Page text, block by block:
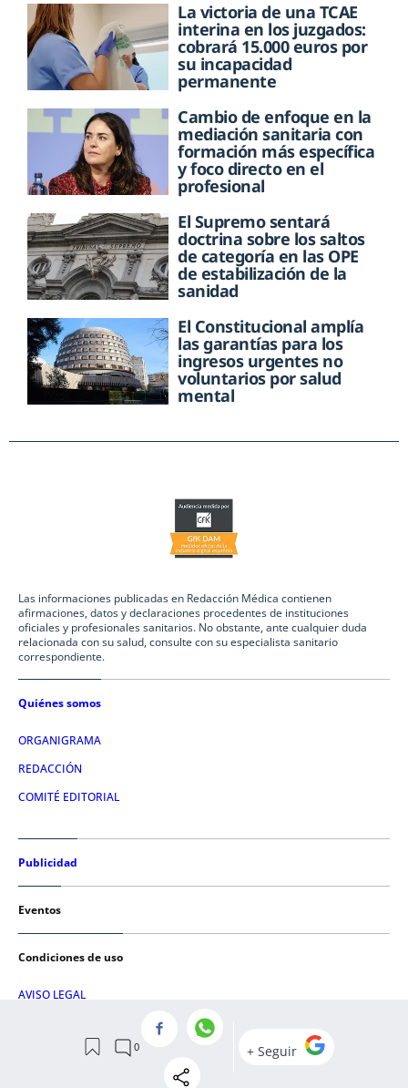
La victoria de una TCAE
interina en los juzgados:
cobrará 15.000 euros por
su incapacidad
permanente
Cambio de enfoque en la
mediación sanitaria con
formación más específica
y foco directo en el
profesional
El Supremo sentará
doctrina sobre los saltos
de categoría en las OPE
de estabilización de la
sanidad
El Constitucional amplía
las garantías para los
ingresos urgentes no
voluntarios por salud
mental
Las informaciones publicadas en Redacción Médica contienen
afirmaciones, datos y declaraciones procedentes de instituciones
oficiales y profesionales sanitarios. No obstante, ante cualquier duda
relacionada con su salud, consulte con su especialista sanitario
correspondiente.
Quiénes somos
ORGANIGRAMA
REDACCIÓN
COMITÉ EDITORIAL
Publicidad
Eventos
Condiciones de uso
AVISO LEGAL
POLÍTICA DE COOKIES